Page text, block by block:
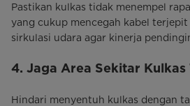
Pastikan kulkas tidak menempel
yang cukup mencegah kabel
sirkulasi udara agar kinerja
4. Jaga Area Sekitar Kulkas
Hindari menyentuh kulkas dengan